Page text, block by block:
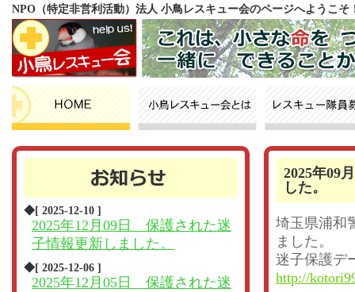
NPO（特定非営利活動）法人 小鳥レスキュー会のページへようこそ
◆[ 2025-12-10 ]
2025年12月09日 保護された迷
子情報更新しました。
◆[ 2025-12-06 ]
2025年12月05日 保護された迷
2025年09
した。
埼玉県浦和
ました。
迷子保護デ
http://